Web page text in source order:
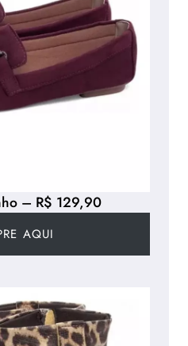
– R$ 129,90
AQUI